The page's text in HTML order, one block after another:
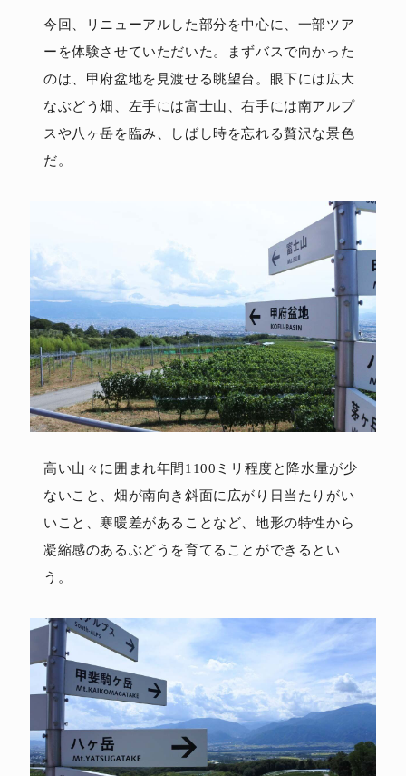
今回、リニューアルした部分を中心に、一部ツア
ーを体験させていただいた。まずバスで向かった
のは、甲府盆地を見渡せる眺望台。眼下には広大
なぶどう畑、左手には富士山、右手には南アルプ
スや八ヶ岳を臨み、しばし時を忘れる贅沢な景色
だ。
高い山々に囲まれ年間1100ミリ程度と降水量が少
ないこと、畑が南向き斜面に広がり日当たりがい
いこと、寒暖差があることなど、地形の特性から
凝縮感のあるぶどうを育てることができるとい
う。